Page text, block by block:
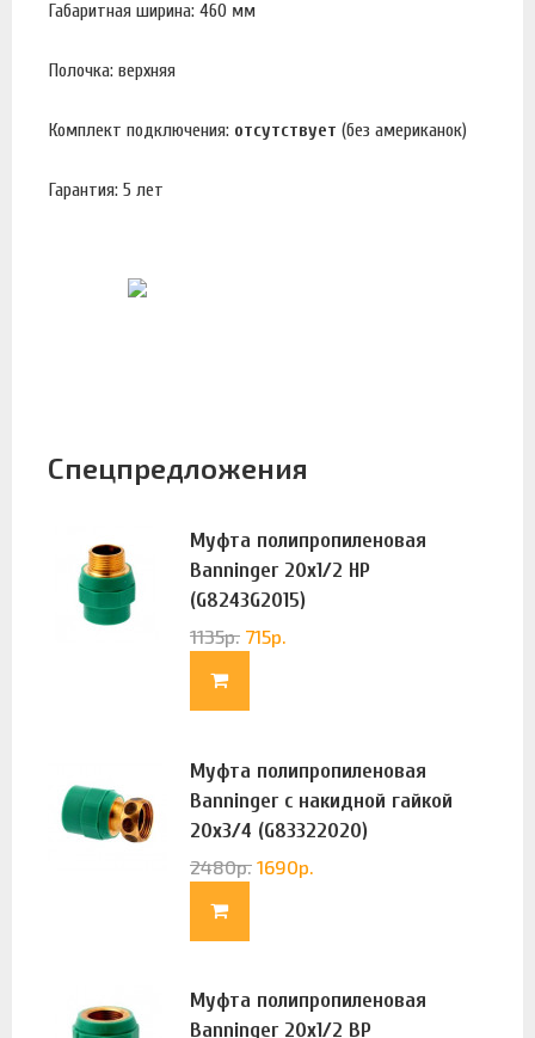
Габаритная ширина: 460 мм
Полочка: верхняя
Комплект подключения: отсутствует (без американок)
Гарантия: 5 лет
Спецпредложения
Муфта полипропиленовая
Banninger 20х1/2 НР
(G8243G2015)
1135р. 715р.
Муфта полипропиленовая
Banninger с накидной гайкой
20х3/4 (G83322020)
2480р. 1690р.
Муфта полипропиленовая
Banninger 20х1/2 ВР